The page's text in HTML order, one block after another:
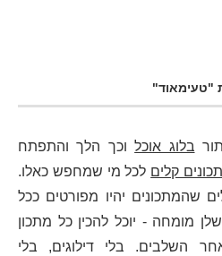
"טעימאוד"
בלוג אוכלוכך הלך והתפתח
קלים לכל מי שמחפש כאלו.
שהמתכונים יהיו מפורטים ככל
מומחה - יוכל להכין כל מתכון
השלבים. בלי דילוגים, בלי